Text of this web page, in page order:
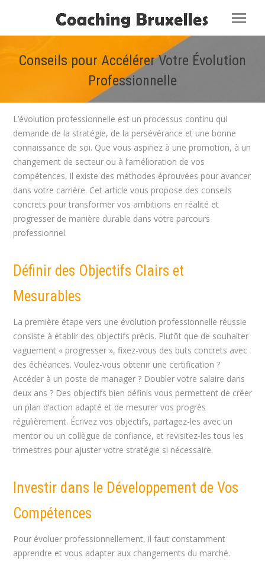
Conseils pour Accélérer Votre Évolution
Professionnelle
L’évolution professionnelle est un processus continu qui
demande de la stratégie, de la persévérance et une bonne
connaissance de soi. Que vous aspiriez à une promotion, à un
changement de secteur ou à l’amélioration de vos
compétences, il existe des méthodes éprouvées pour avancer
dans votre carrière. Cet article vous propose des conseils
concrets pour transformer vos ambitions en réalité et
progresser de manière durable dans votre parcours
professionnel.
Définir des Objectifs Clairs et
Mesurables
La première étape vers une évolution professionnelle réussie
consiste à établir des objectifs précis. Plutôt que de souhaiter
vaguement « progresser », fixez-vous des buts concrets avec
des échéances. Voulez-vous obtenir une certification ?
Accéder à un poste de manager ? Doubler votre salaire dans
deux ans ? Des objectifs bien définis vous permettent de créer
un plan d’action adapté et de mesurer vos progrès
régulièrement. Écrivez vos objectifs, partagez-les avec un
mentor ou un collègue de confiance, et revisitez-les tous les
trimestres pour ajuster votre stratégie si nécessaire.
Investir dans le Développement de Vos
Compétences
Pour évoluer professionnellement, il faut constamment
apprendre et vous adapter aux changements du marché.